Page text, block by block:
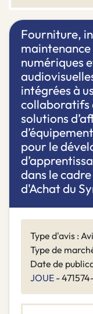
Fourniture,
maintenance
numériques
intégrées à
collaboratifs
solutions
pour le
dans le
d'Achat du
Type d'avis :
Type de
Date de
JOUE -